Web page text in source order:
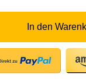
In den